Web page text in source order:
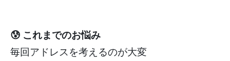
😰 これまでのお悩み
毎回アドレスを考えるのが大変